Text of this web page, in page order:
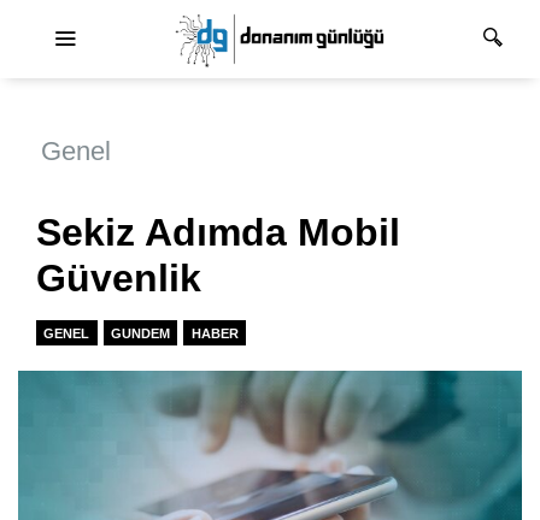
Genel
Sekiz Adımda Mobil
Güvenlik
GENEL GUNDEM HABER